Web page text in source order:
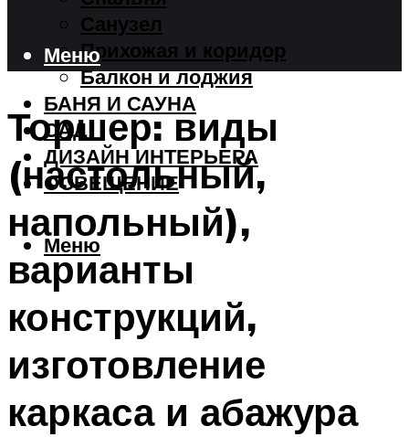
Санузел
Прихожая и коридор
Балкон и лоджия
БАНЯ И САУНА
САД
ДИЗАЙН ИНТЕРЬЕРА
ОСВЕЩЕНИЕ
Меню
Меню
Торшер: виды
(настольный,
напольный),
варианты
конструкций,
изготовление
каркаса и абажура